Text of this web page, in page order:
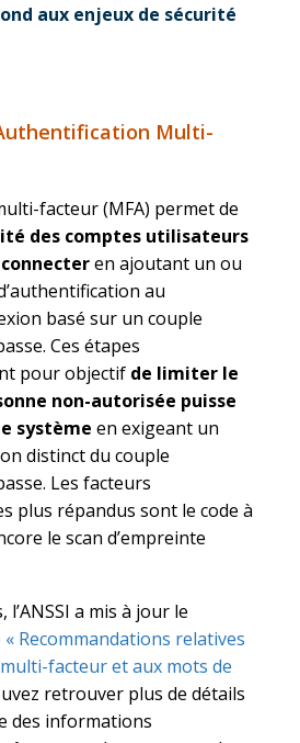
aux enjeux de sécurité
Multi-
facteur (MFA) permet de
des comptes utilisateurs
en ajoutant un ou
au
basé sur un couple
Ces étapes
pour objectif de limiter le
non-autorisée puisse
système en exigeant un
distinct du couple
Les facteurs
plus répandus sont le code à
le scan d’empreinte
a mis à jour le
« Recommandations relatives
facteur et aux mots de
retrouver plus de détails
des informations